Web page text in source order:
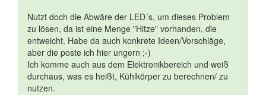
Nutzt doch die Abwäre der LED´s, um dieses Problem
zu lösen, da ist eine Menge "Hitze" vorhanden, die
entweicht. Habe da auch konkrete Ideen/Vorschläge,
aber die poste ich hier ungern ;-)
Ich komme auch aus dem Elektronikbereich und weiß
durchaus, was es heißt, Kühlkörper zu berechnen/ zu
nutzen.